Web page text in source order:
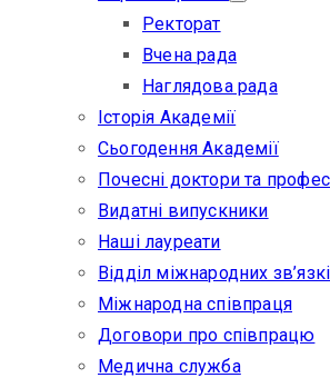
Ректорат
Вчена рада
Наглядова рада
Історія Академії
Сьогодення Академії
Почесні доктори та
Видатні випускники
Наші лауреати
Відділ міжнародних
Міжнародна співпраця
Договори про співпрацю
Медична служба